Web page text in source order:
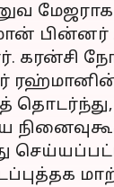
மேஜராக
கரன்சி
தொடர்ந்து,